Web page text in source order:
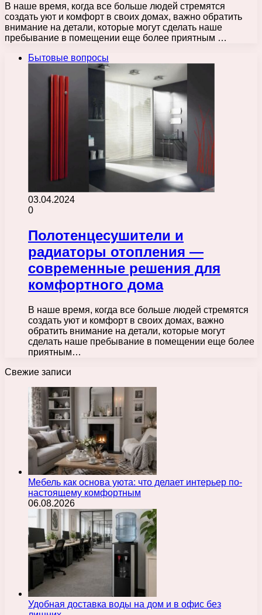
В наше время, когда все больше людей стремятся
создать уют и комфорт в своих домах, важно обратить
внимание на детали, которые могут сделать наше
пребывание в помещении еще более приятным …
Бытовые вопросы
03.04.2024
0
Полотенцесушители и
радиаторы отопления —
современные решения для
комфортного дома
В наше время, когда все больше людей стремятся
создать уют и комфорт в своих домах, важно
обратить внимание на детали, которые могут
сделать наше пребывание в помещении еще более
приятным…
Свежие записи
Мебель как основа уюта: что делает интерьер по-
настоящему комфортным
06.08.2026
Удобная доставка воды на дом и в офис без